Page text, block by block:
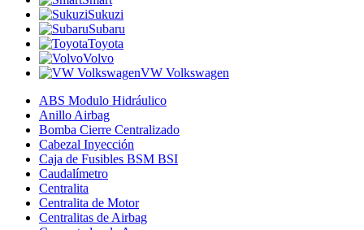
Sukuzi
Subaru
Toyota
Volvo
VW Volkswagen
ABS Modulo Hidráulico
Anillo Airbag
Bomba Cierre Centralizado
Cabezal Inyección
Caja de Fusibles BSM BSI
Caudalímetro
Centralita
Centralita de Motor
Centralitas de Airbag